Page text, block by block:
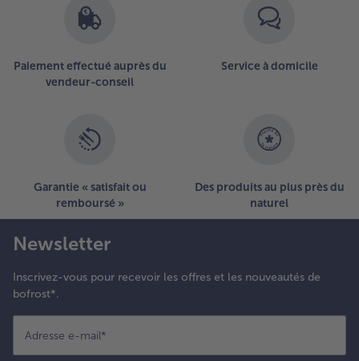
Paiement effectué auprès du
vendeur-conseil
Service à domicile
Garantie « satisfait ou
remboursé »
Des produits au plus près du
naturel
Newsletter
Inscrivez-vous pour recevoir les offres et les nouveautés de
bofrost*.
Adresse e-mail*